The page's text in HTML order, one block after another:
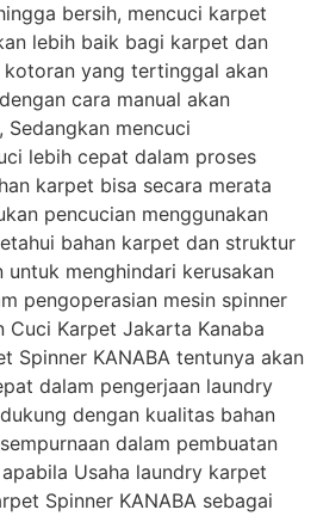
bersih, mencuci karpet
lebih baik bagi karpet dan
yang tertinggal akan
cara manual akan
mencuci
lebih cepat dalam proses
karpet bisa secara merata
pencucian menggunakan
bahan karpet dan struktur
menghindari kerusakan
pengoperasian mesin spinner
Cuci Karpet Jakarta Kanaba
Spinner KANABA tentunya akan
dalam pengerjaan laundry
dengan kualitas bahan
dalam pembuatan
Usaha laundry karpet
Spinner KANABA sebagai